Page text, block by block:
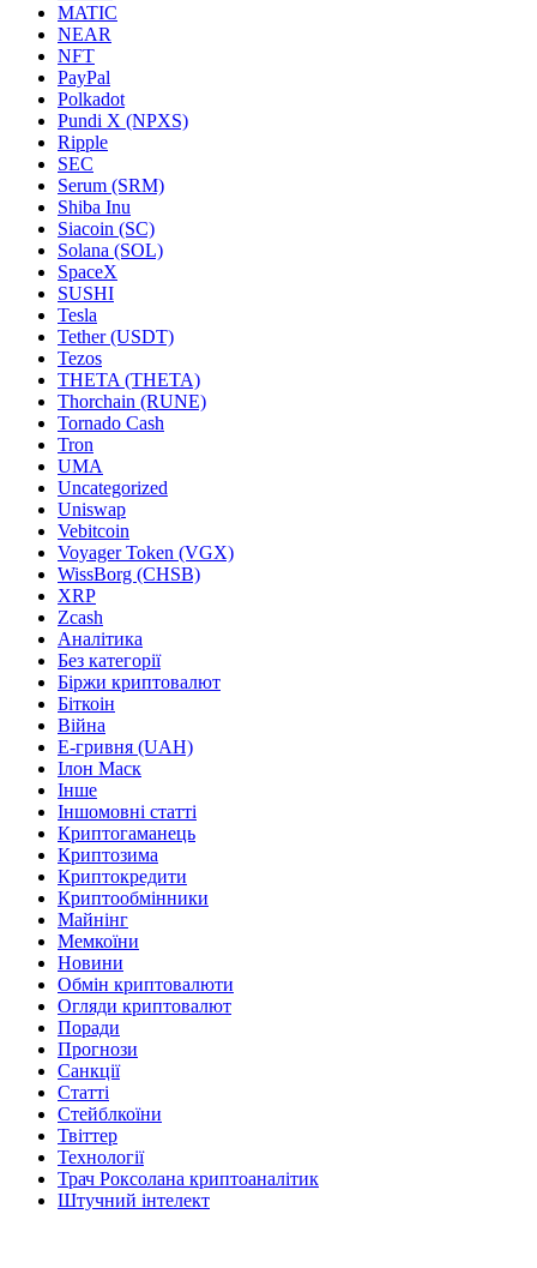
MATIC
NEAR
NFT
PayPal
Polkadot
Pundi X (NPXS)
Ripple
SEC
Serum (SRM)
Shiba Inu
Siacoin (SC)
Solana (SOL)
SpaceX
SUSHI
Tesla
Tether (USDT)
Tezos
THETA (THETA)
Thorchain (RUNE)
Tornado Cash
Tron
UMA
Uncategorized
Uniswap
Vebitcoin
Voyager Token (VGX)
WissBorg (CHSB)
XRP
Zcash
Аналітика
Без категорії
Біржи криптовалют
Біткоін
Війна
Е-гривня (UAH)
Ілон Маск
Інше
Іншомовні статті
Криптогаманець
Криптозима
Криптокредити
Криптообмінники
Майнінг
Мемкоїни
Новини
Обмін криптовалюти
Огляди криптовалют
Поради
Прогнози
Санкції
Статті
Стейблкоїни
Твіттер
Технології
Трач Роксолана криптоаналітик
Штучний інтелект